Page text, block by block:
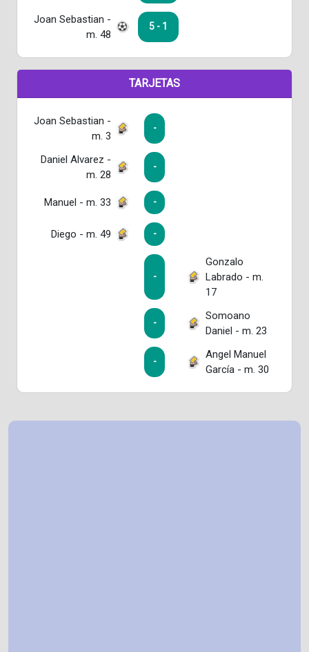
Joan Sebastian -
m. 48
5 - 1
TARJETAS
Joan Sebastian -
m. 3
-
Daniel Alvarez -
m. 28
-
Manuel - m. 33 -
Diego - m. 49 -
-
Gonzalo
Labrado - m.
17
-
Somoano
Daniel - m. 23
-
Angel Manuel
García - m. 30